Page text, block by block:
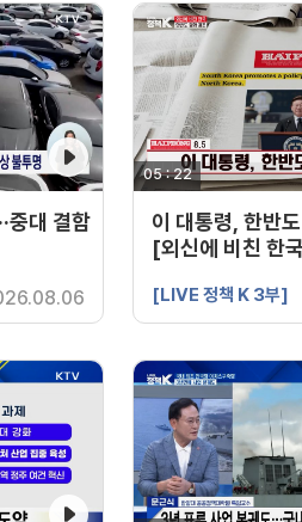
중대 결함
영상 재생시간
05 : 22
이 대통령, 한반
[외신에 비친 한
[LIVE 정책 K 3부]